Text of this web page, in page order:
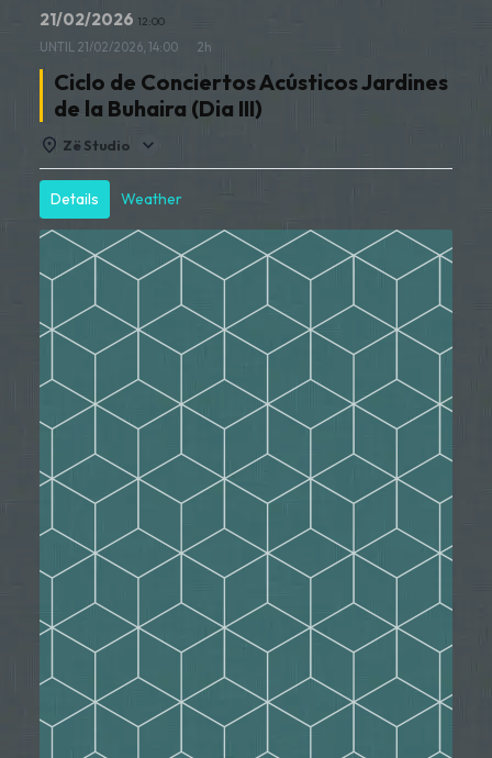
21/02/2026 12:00
UNTIL 21/02/2026, 14:00 2h
Ciclo de Conciertos Acústicos Jardines
de la Buhaira (Dia III)
Zë Studio
Details Weather